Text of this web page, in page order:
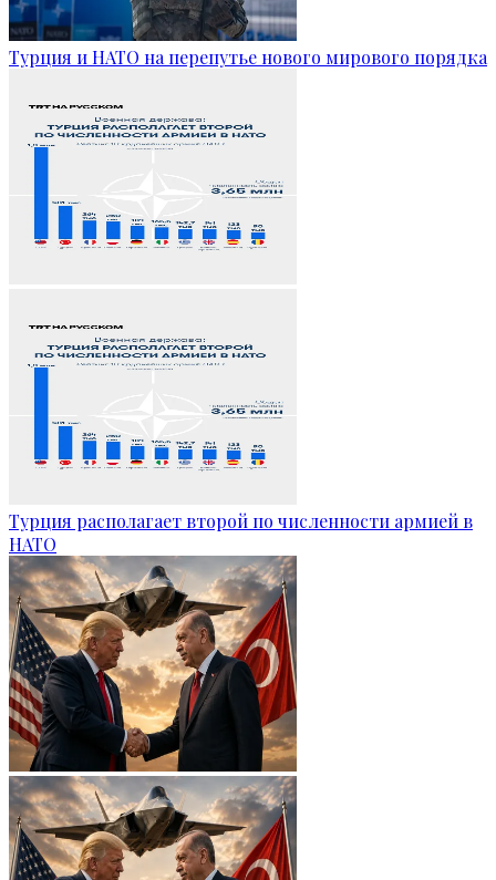
Турция и НАТО на перепутье нового мирового порядка
Турция располагает второй по численности армией в
НАТО